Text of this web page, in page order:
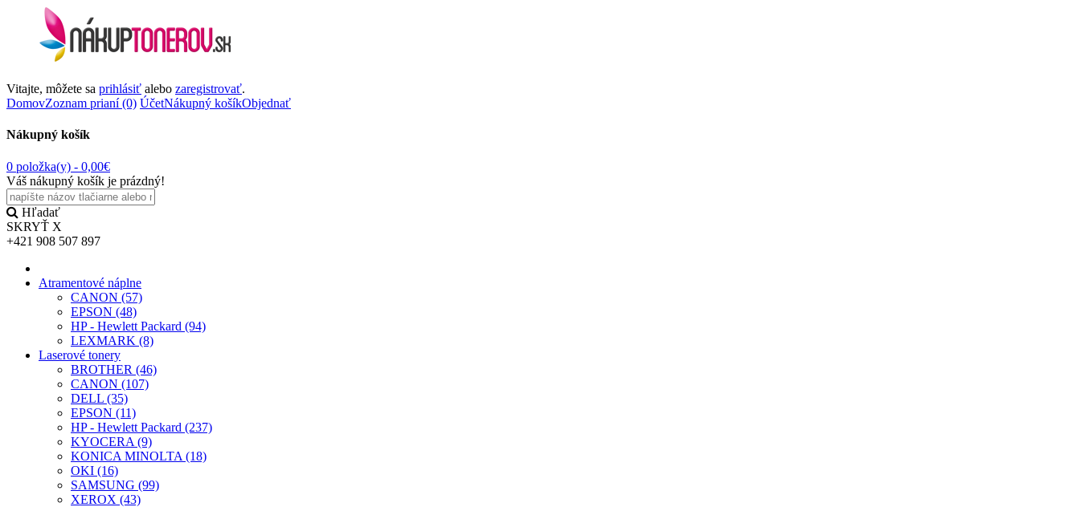
Vitajte, môžete sa prihlásiť alebo zaregistrovať.
DomovZoznam prianí (0) ÚčetNákupný košíkObjednať
Nákupný košík
0 položka(y) - 0,00€
Váš nákupný košík je prázdný!
Hľadať
SKRYŤ X
+421 908 507 897
Atramentové náplne
CANON (57)
EPSON (48)
HP - Hewlett Packard (94)
LEXMARK (8)
Laserové tonery
BROTHER (46)
CANON (107)
DELL (35)
EPSON (11)
HP - Hewlett Packard (237)
KYOCERA (9)
KONICA MINOLTA (18)
OKI (16)
SAMSUNG (99)
XEROX (43)